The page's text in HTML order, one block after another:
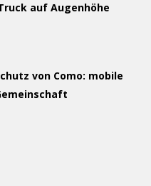
auf Augenhöhe
von Como: mobile